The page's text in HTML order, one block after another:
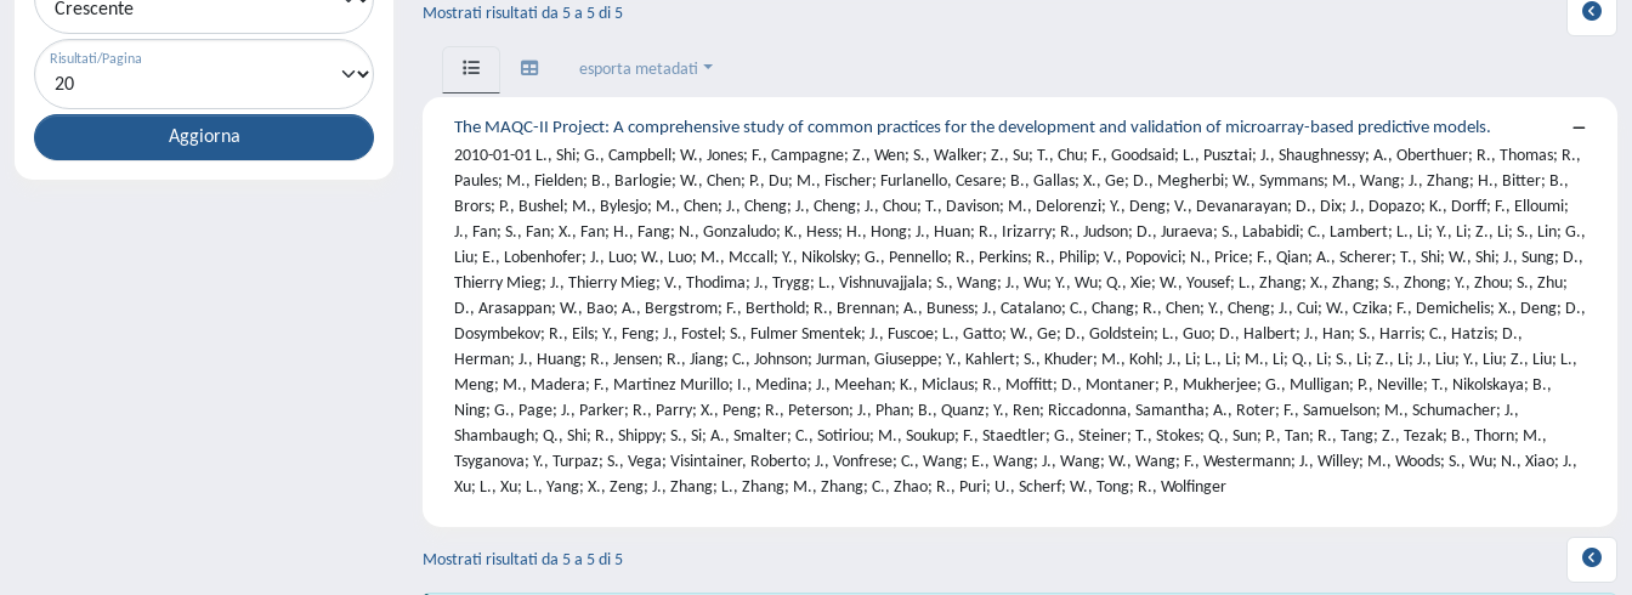
Risultati/Pagina
Mostrati risultati da 5 a 5 di 5
esporta metadati
The MAQC-II Project: A comprehensive study of common practices for the development and validation of microarray-based predictive models.
2010-01-01 L., Shi; G., Campbell; W., Jones; F., Campagne; Z., Wen; S., Walker; Z., Su; T., Chu; F., Goodsaid; L., Pusztai; J., Shaughnessy; A., Oberthuer; R., Thomas; R.,
Paules; M., Fielden; B., Barlogie; W., Chen; P., Du; M., Fischer; Furlanello, Cesare; B., Gallas; X., Ge; D., Megherbi; W., Symmans; M., Wang; J., Zhang; H., Bitter; B.,
Brors; P., Bushel; M., Bylesjo; M., Chen; J., Cheng; J., Cheng; J., Chou; T., Davison; M., Delorenzi; Y., Deng; V., Devanarayan; D., Dix; J., Dopazo; K., Dorff; F., Elloumi;
J., Fan; S., Fan; X., Fan; H., Fang; N., Gonzaludo; K., Hess; H., Hong; J., Huan; R., Irizarry; R., Judson; D., Juraeva; S., Lababidi; C., Lambert; L., Li; Y., Li; Z., Li; S., Lin; G.,
Liu; E., Lobenhofer; J., Luo; W., Luo; M., Mccall; Y., Nikolsky; G., Pennello; R., Perkins; R., Philip; V., Popovici; N., Price; F., Qian; A., Scherer; T., Shi; W., Shi; J., Sung; D.,
Thierry Mieg; J., Thierry Mieg; V., Thodima; J., Trygg; L., Vishnuvajjala; S., Wang; J., Wu; Y., Wu; Q., Xie; W., Yousef; L., Zhang; X., Zhang; S., Zhong; Y., Zhou; S., Zhu;
D., Arasappan; W., Bao; A., Bergstrom; F., Berthold; R., Brennan; A., Buness; J., Catalano; C., Chang; R., Chen; Y., Cheng; J., Cui; W., Czika; F., Demichelis; X., Deng; D.,
Dosymbekov; R., Eils; Y., Feng; J., Fostel; S., Fulmer Smentek; J., Fuscoe; L., Gatto; W., Ge; D., Goldstein; L., Guo; D., Halbert; J., Han; S., Harris; C., Hatzis; D.,
Herman; J., Huang; R., Jensen; R., Jiang; C., Johnson; Jurman, Giuseppe; Y., Kahlert; S., Khuder; M., Kohl; J., Li; L., Li; M., Li; Q., Li; S., Li; Z., Li; J., Liu; Y., Liu; Z., Liu; L.,
Meng; M., Madera; F., Martinez Murillo; I., Medina; J., Meehan; K., Miclaus; R., Moffitt; D., Montaner; P., Mukherjee; G., Mulligan; P., Neville; T., Nikolskaya; B.,
Ning; G., Page; J., Parker; R., Parry; X., Peng; R., Peterson; J., Phan; B., Quanz; Y., Ren; Riccadonna, Samantha; A., Roter; F., Samuelson; M., Schumacher; J.,
Shambaugh; Q., Shi; R., Shippy; S., Si; A., Smalter; C., Sotiriou; M., Soukup; F., Staedtler; G., Steiner; T., Stokes; Q., Sun; P., Tan; R., Tang; Z., Tezak; B., Thorn; M.,
Tsyganova; Y., Turpaz; S., Vega; Visintainer, Roberto; J., Vonfrese; C., Wang; E., Wang; J., Wang; W., Wang; F., Westermann; J., Willey; M., Woods; S., Wu; N., Xiao; J.,
Xu; L., Xu; L., Yang; X., Zeng; J., Zhang; L., Zhang; M., Zhang; C., Zhao; R., Puri; U., Scherf; W., Tong; R., Wolfinger
Mostrati risultati da 5 a 5 di 5